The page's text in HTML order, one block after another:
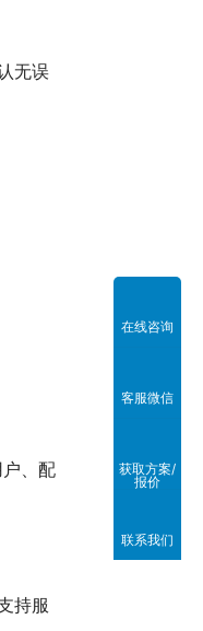
无误
、配
持服
在线咨询
客服微信
获取方案/
报价
联系我们